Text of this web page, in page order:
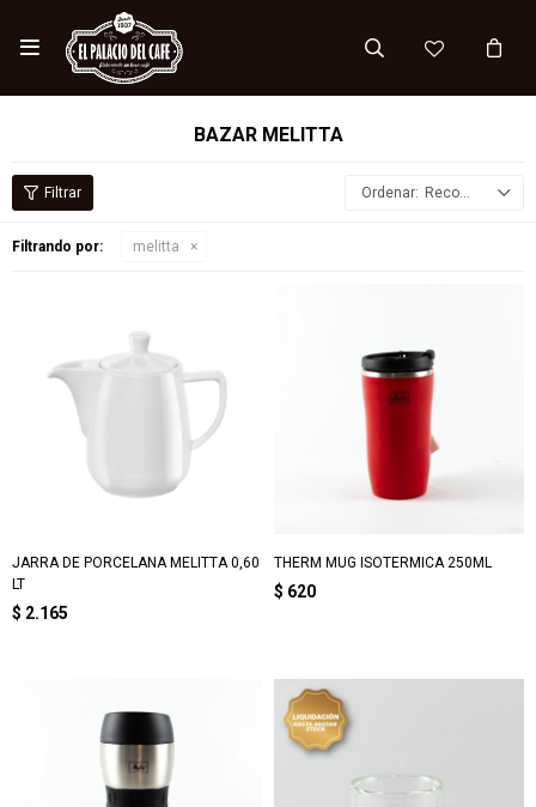

BAZAR MELITTA
Recomendados
Filtrando por: melitta
JARRA DE PORCELANA MELITTA 0,60
LT
$ 2.165
THERM MUG ISOTERMICA 250ML
$ 620